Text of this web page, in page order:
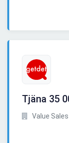
Tjäna 35
Value Sales